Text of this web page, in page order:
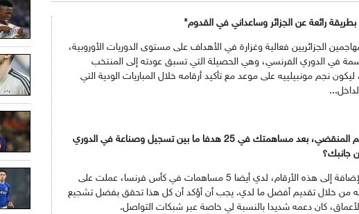
رائعة عن الجزائر وساعداني في القدوم"
الجزائريين فعالية وغزارة في الأهداف على مستوى الدوريات الأوروبية،
و10 تمريرات حاسمة في الدوري الفرنسي، وهي الحصيلة التي تسبق عودته إلى المنتخب
نجم مونبيلييه على موعد مع تأكيد أرقامه خلال المباريات الودية التي
حققت أرقاما مذهلة خلال الموسم المنقضي، بعد مساهمتك في 25 هدفا ما بين تسجيل وصناعة في الدوري
جانبك؟
كانت سنة وردية وأنا فخور بها، بالإضافة إلى هذه الأرقام، لدي أيضا 5 مساهمات في كأس فرنسا، عملت على
من خلال تقديم أفضل ما لدي. يجب أن أؤكد أن كل هذا تحقق بفضل تشجيع
كان دعمه شديدا بالنسبة لي خاصة عبر شبكات التواصل.